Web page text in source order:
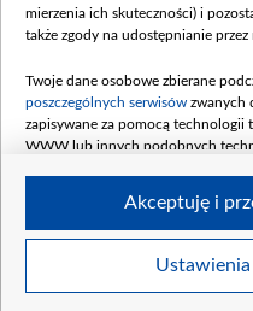
©2026 Telewizja
mierzenia ich skuteczności) i
także zgody na udostępnianie
Twoje dane osobowe zbierane
poszczególnych serwisów zwanych
zapisywane za pomocą technologii
WWW lub innych podobnych
Twoje dane osobowe zbierane
Akceptuję i